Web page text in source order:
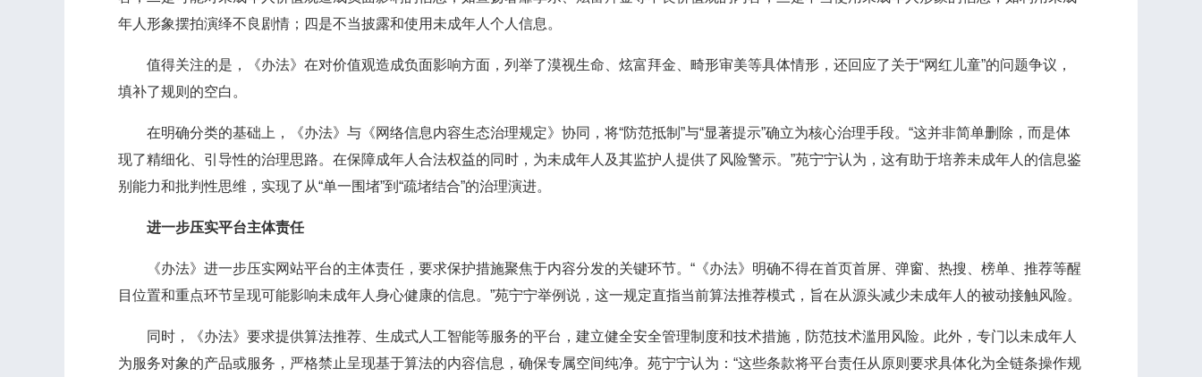
年人形象摆拍演绎不良剧情；四是不当披露和使用未成年人个人信息。
值得关注的是，《办法》在对价值观造成负面影响方面，列举了漠视生命、炫富拜金、畸形审美等具体情形，还回应了关于“网红儿童”的问题争议，
填补了规则的空白。
在明确分类的基础上，《办法》与《网络信息内容生态治理规定》协同，将“防范抵制”与“显著提示”确立为核心治理手段。“这并非简单删除，而是体
现了精细化、引导性的治理思路。在保障成年人合法权益的同时，为未成年人及其监护人提供了风险警示。”苑宁宁认为，这有助于培养未成年人的信息鉴
别能力和批判性思维，实现了从“单一围堵”到“疏堵结合”的治理演进。
进一步压实平台主体责任
《办法》进一步压实网站平台的主体责任，要求保护措施聚焦于内容分发的关键环节。“《办法》明确不得在首页首屏、弹窗、热搜、榜单、推荐等醒
目位置和重点环节呈现可能影响未成年人身心健康的信息。”苑宁宁举例说，这一规定直指当前算法推荐模式，旨在从源头减少未成年人的被动接触风险。
同时，《办法》要求提供算法推荐、生成式人工智能等服务的平台，建立健全安全管理制度和技术措施，防范技术滥用风险。此外，专门以未成年人
为服务对象的产品或服务，严格禁止呈现基于算法的内容信息，确保专属空间纯净。苑宁宁认为：“这些条款将平台责任从原则要求具体化为全链条操作规